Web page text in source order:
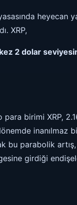
heyecan
XRP,
2 dolar
para birimi XRP,
inanılmaz
bu parabolik
girdiği